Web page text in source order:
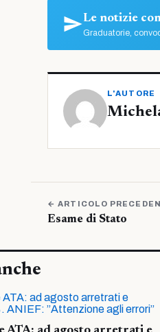
Le notizie
Graduatorie,
L'AUTORE
← ARTICOLO
Esame di Stato